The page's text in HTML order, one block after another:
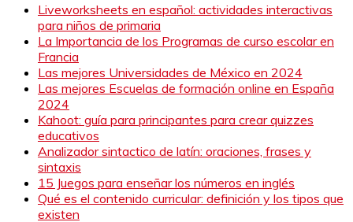
Liveworksheets en español: actividades interactivas
para niños de primaria
La Importancia de los Programas de curso escolar en
Francia
Las mejores Universidades de México en 2024
Las mejores Escuelas de formación online en España
2024
Kahoot: guía para principantes para crear quizzes
educativos
Analizador sintactico de latín: oraciones, frases y
sintaxis
15 Juegos para enseñar los números en inglés
Qué es el contenido curricular: definición y los tipos que
existen